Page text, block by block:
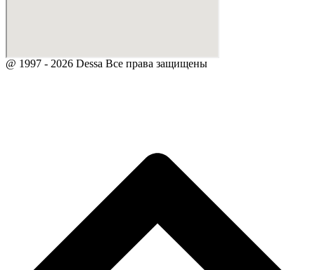
@ 1997 - 2026 Dessa Все права защищены